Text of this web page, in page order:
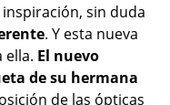
sin duda
. Y esta nueva
ella. El nuevo
de su hermana
de las ópticas